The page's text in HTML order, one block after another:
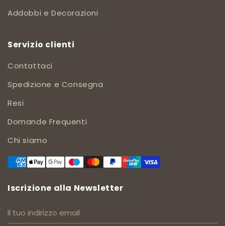
Addobbi e Decorazioni
Servizio clienti
Contattaci
Spedizione e Consegna
Resi
Domande Frequenti
Chi siamo
Iscrizione alla Newsletter